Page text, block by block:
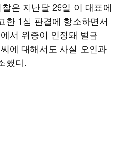
은 지난달 29일 이 대표에
한 1심 판결에 항소하면서
서 위증이 인정돼 벌금
에 대해서도 사실 오인과
했다.